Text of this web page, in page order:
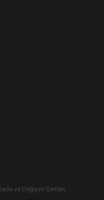
İade ve Değişim Şartları